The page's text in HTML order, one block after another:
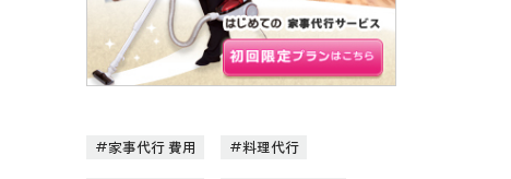
家事代行 費用 料理代行